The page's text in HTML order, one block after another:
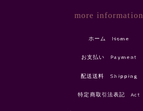
more information
ホーム Home
お支払い Payment
配送送料 Shipping
特定商取引法表記 Act